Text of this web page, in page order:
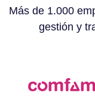
Más de 1.000
gestión y